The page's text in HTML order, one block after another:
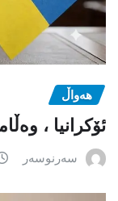
هەواڵ
ئۆکرانیا ،
سەرنوسەر